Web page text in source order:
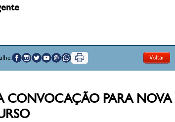
CONVOCAÇÃO PARA NOVA